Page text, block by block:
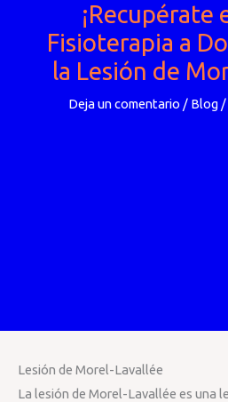
¡Recupérate
Fisioterapia a
la Lesión de
Deja un comentario / Blog/
Lesión de Morel-Lavallée
La lesión de Morel-Lavallée es una